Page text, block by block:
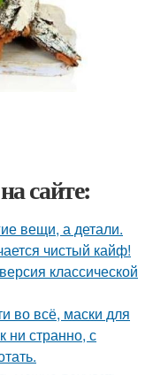
сайте:
вещи, а детали.
чистый кайф!
классической
во всё, маски для
ни странно, с